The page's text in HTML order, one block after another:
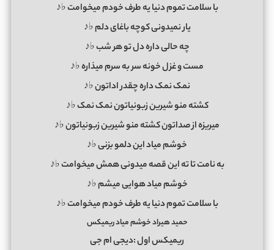
با سلامت تموم دنیا یه طرف خودم میخوامت ♭♪
یار نمیدونی کوچه باغای دلم ♭♪
چه حالی داره دل تو هر شب ♭♪
مست و غزل خونه سر به سرم میذاره ♭♪
نمک نمک داره چقدر اداتون ♭♪
کشته منو شیرین زبونیاتون نمک نمک ♭♪
میریزه از صداتون کشته منو شیرین زبونیاتون ♭♪
خوشم میاد این دلمو بزنی ♭♪
به نامت تا ته این قصه میدونی همش میخوامت ♭♪
خوشم میاد هوایی میشم ♭♪
با سلامت تموم دنیا یه طرف خودم میخوامت ♭♪
حمید هیراد خوشم میاد ریمیکس
ریمیکس اول :دیجی ام جی